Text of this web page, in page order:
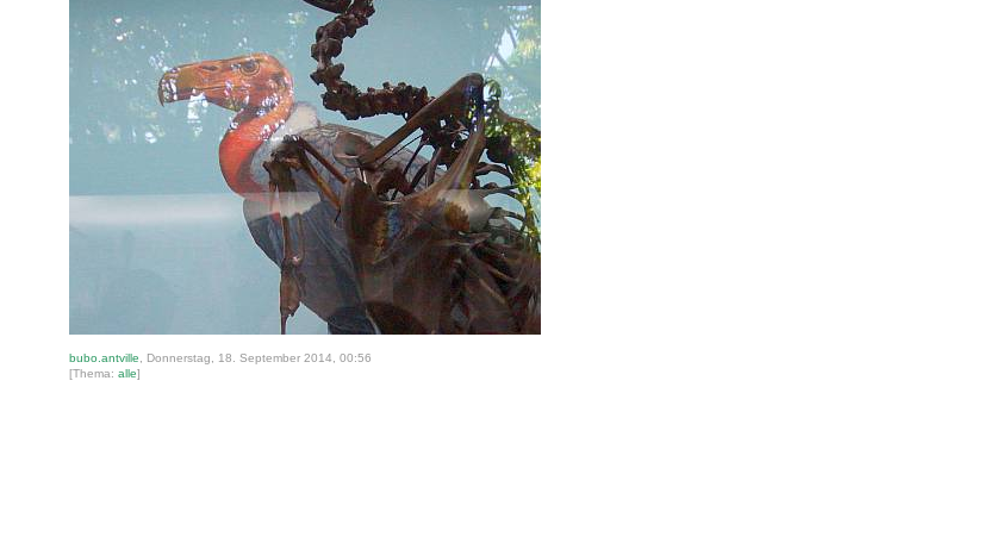
bubo.antville , Donnerstag, 18. September 2014, 00:56
[Thema: alle]